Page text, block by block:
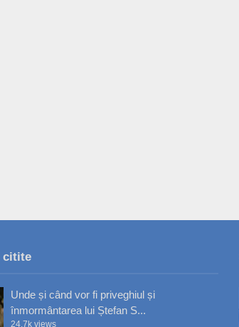
citite
Unde și când vor fi priveghiul și
înmormântarea lui Ștefan S...
24.7k views